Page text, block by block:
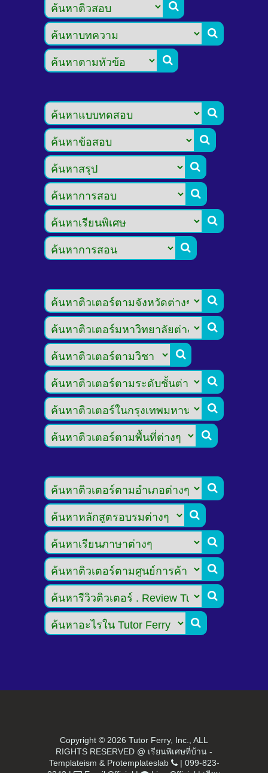





















Copyright © 2026 Tutor Ferry, Inc., ALL
RIGHTS RESERVED @ เรียนพิเศษที่บ้าน -
Templateism & Protemplateslab | 099-823-